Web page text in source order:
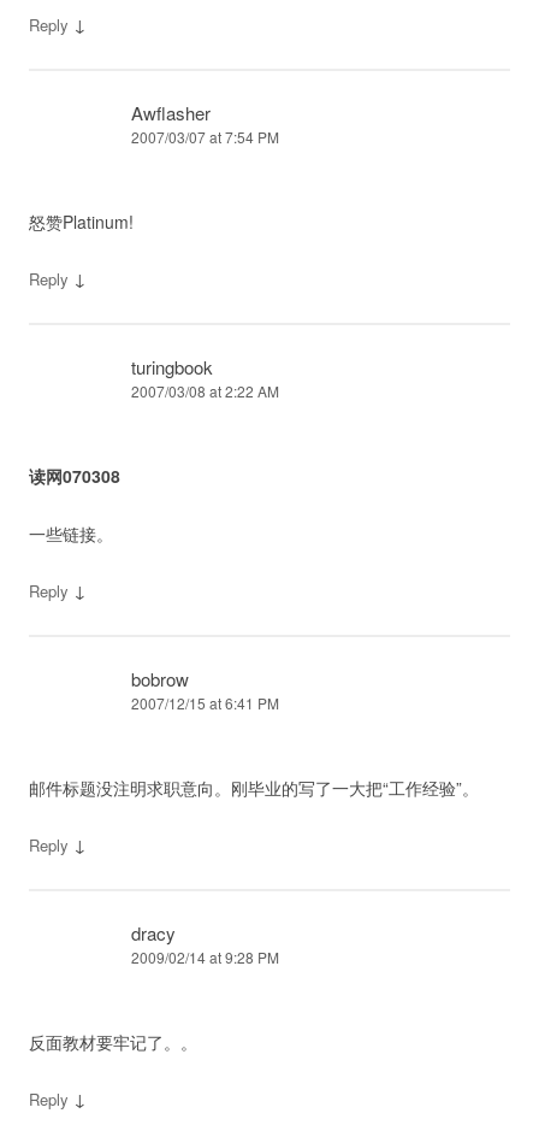
Reply ↓
Awflasher
2007/03/07 at 7:54 PM
怒赞Platinum!
Reply ↓
turingbook
2007/03/08 at 2:22 AM
读网070308
一些链接。
Reply ↓
bobrow
2007/12/15 at 6:41 PM
邮件标题没注明求职意向。刚毕业的写了一大把“工作经验”。
Reply ↓
dracy
2009/02/14 at 9:28 PM
反面教材要牢记了。。
Reply ↓